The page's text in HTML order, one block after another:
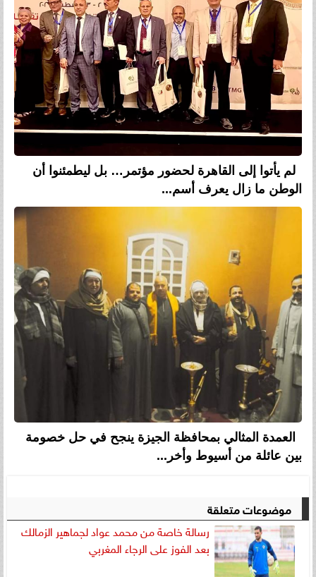
لم يأتوا إلى القاهرة لحضور مؤتمر… بل ليطمئنوا أن
الوطن ما زال يعرف أسم...
العمدة المثالي بمحافظة الجيزة ينجح في حل خصومة
بين عائلة من أسيوط وأخر...
موضوعات متعلقة
رسالة خاصة من محمد عواد لجماهير الزمالك
بعد الفوز على الرجاء المغربي